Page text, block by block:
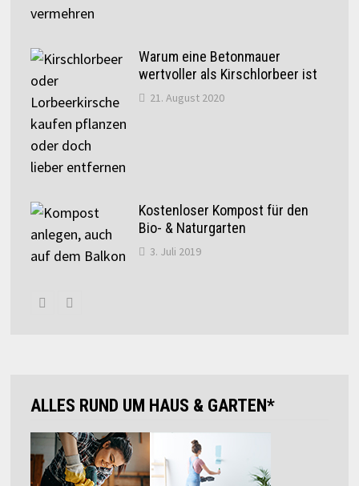
Warum eine Betonmauer
wertvoller als Kirschlorbeer ist
21. August 2020
Kostenloser Kompost für den
Bio- & Naturgarten
3. Juli 2019
ALLES RUND UM HAUS & GARTEN*